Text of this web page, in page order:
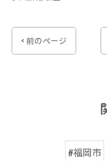
< 前のページ
#福岡市